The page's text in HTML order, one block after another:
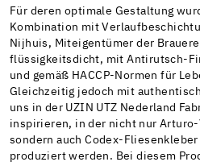
Für deren optimale Gestaltung
Kombination mit
Nijhuis, Miteigentümer der
flüssigkeitsdicht, mit Antirutsch-
und gemäß HACCP-Normen für
Gleichzeitig jedoch mit
uns in der UZIN UTZ Nederland
inspirieren, in der nicht nur
sondern auch Codex-
produziert werden. Bei diesem